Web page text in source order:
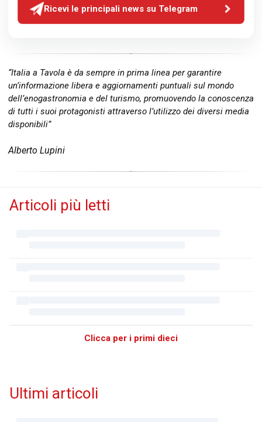
Ricevi le principali news su Telegram
“Italia a Tavola è da sempre in prima linea per garantire
un’informazione libera e aggiornamenti puntuali sul mondo
dell’enogastronomia e del turismo, promuovendo la conoscenza
di tutti i suoi protagonisti attraverso l’utilizzo dei diversi media
disponibili”
Alberto Lupini
Articoli più letti
Clicca per i primi dieci
Ultimi articoli